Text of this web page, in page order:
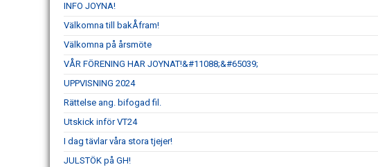
INFO JOYNA!
Välkomna till bakÅfram!
Välkomna på årsmöte
VÅR FÖRENING HAR JOYNAT!&#11088;&#65039;
UPPVISNING 2024
Rättelse ang. bifogad fil.
Utskick inför VT24
I dag tävlar våra stora tjejer!
JULSTÖK på GH!